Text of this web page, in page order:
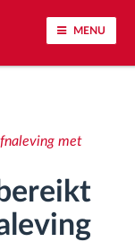
MENU
met